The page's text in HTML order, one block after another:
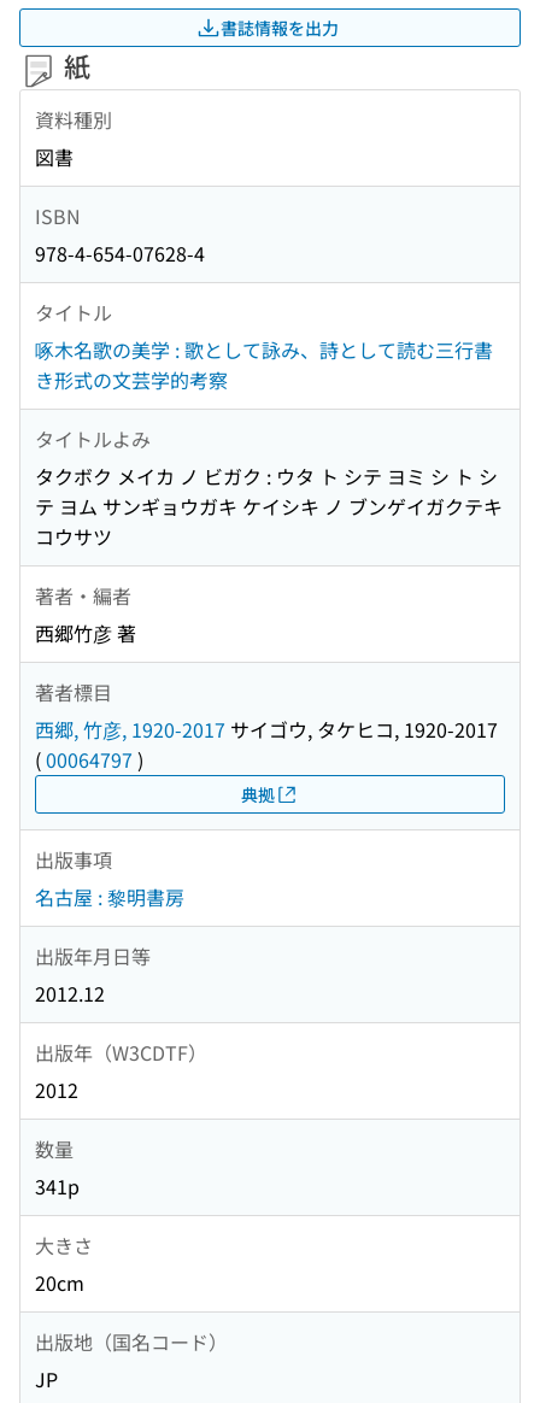
書誌情報を出力
紙
資料種別
図書
ISBN
978-4-654-07628-4
タイトル
啄木名歌の美学 : 歌として詠み、詩として読む三行書
き形式の文芸学的考察
タイトルよみ
タクボク メイカ ノ ビガク : ウタ ト シテ ヨミ シ ト シ
テ ヨム サンギョウガキ ケイシキ ノ ブンゲイガクテキ
コウサツ
著者・編者
西郷竹彦 著
著者標目
西郷, 竹彦, 1920-2017 サイゴウ, タケヒコ, 1920-2017
(00064797 )
典拠
出版事項
名古屋 : 黎明書房
出版年月日等
2012.12
出版年（W3CDTF）
2012
数量
341p
大きさ
20cm
出版地（国名コード）
JP